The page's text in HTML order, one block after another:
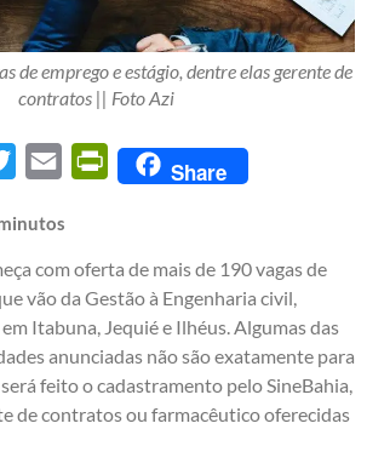
de emprego e estágio, dentre elas gerente de
contratos || Foto Azi
Twitter Email PrintFriendly
Share
com oferta de mais de 190 vagas de
vão da Gestão à Engenharia civil,
Itabuna, Jequié e Ilhéus. Algumas das
anunciadas não são exatamente para
feito o cadastramento pelo SineBahia,
de contratos ou farmacêutico oferecidas